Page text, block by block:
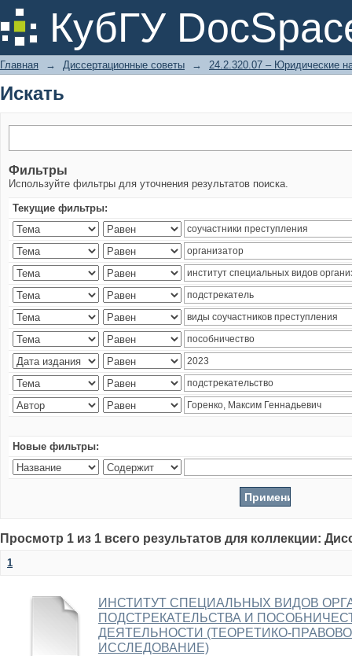
КубГУ
Искать
Главная → Диссертационные советы → 24.2.320.07 – Юридические
Искать
Фильтры
Используйте фильтры для уточнения результатов поиска.
Текущие фильтры:
Новые фильтры:
Просмотр 1 из 1 всего результатов для коллекции:
1
ИНСТИТУТ СПЕЦИАЛЬНЫХ ВИДОВ
ПОДСТРЕКАТЕЛЬСТВА И
ДЕЯТЕЛЬНОСТИ (ТЕОРЕТИКО-
ИССЛЕДОВАНИЕ)